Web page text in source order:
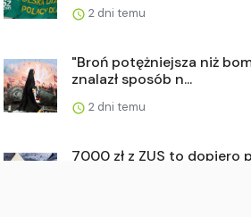
2 dni temu
"Broń potężniejsza niż
znalazł sposób n...
2 dni temu
7000 zł z ZUS to dopiero